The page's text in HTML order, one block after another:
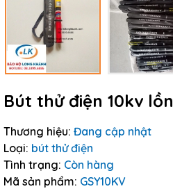
Bút thử điện 10kv
Thương hiệu: Đang cập nhật
Loại: bút thử điện
Tình trạng: Còn hàng
Mã sản phẩm: GSY10KV